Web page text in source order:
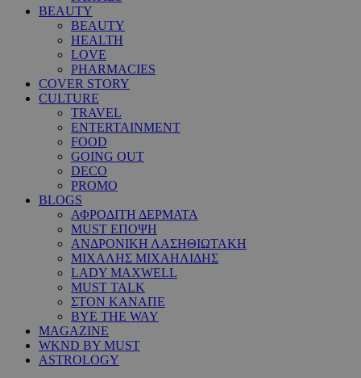
BEAUTY
BEAUTY
HEALTH
LOVE
PHARMACIES
COVER STORY
CULTURE
TRAVEL
ENTERTAINMENT
FOOD
GOING OUT
DECO
PROMO
BLOGS
ΑΦΡΟΔΙΤΗ ΔΕΡΜΑΤΑ
MUST ΕΠΟΨΗ
ΑΝΔΡΟΝΙΚΗ ΛΑΣΗΘΙΩΤΑΚΗ
ΜΙΧΑΛΗΣ ΜΙΧΑΗΛΙΔΗΣ
LADY MAXWELL
MUST TALK
ΣΤΟΝ ΚΑΝΑΠΕ
BYE THE WAY
MAGAZINE
WKND BY MUST
ASTROLOGY